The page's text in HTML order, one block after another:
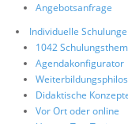
Angebotsanfrage
Individuelle
1042
Agendakonfigurator
Didaktische
Vor Ort oder online